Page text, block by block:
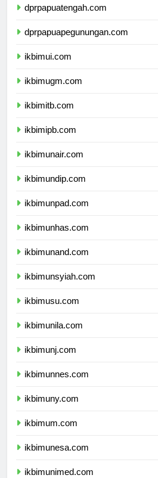
dprpapuatengah.com
dprpapuapegunungan.com
ikbimui.com
ikbimugm.com
ikbimitb.com
ikbimipb.com
ikbimunair.com
ikbimundip.com
ikbimunpad.com
ikbimunhas.com
ikbimunand.com
ikbimunsyiah.com
ikbimusu.com
ikbimunila.com
ikbimunj.com
ikbimunnes.com
ikbimuny.com
ikbimum.com
ikbimunesa.com
ikbimunimed.com